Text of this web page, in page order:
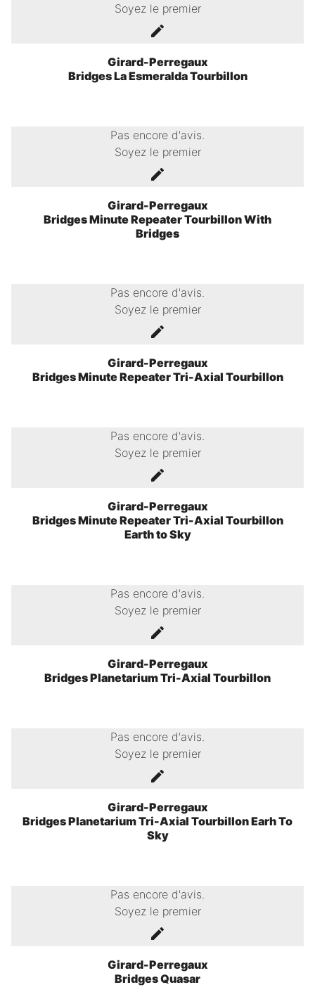
Soyez le premier
Girard-Perregaux
Bridges La Esmeralda Tourbillon
Pas encore d'avis.
Soyez le premier
Girard-Perregaux
Bridges Minute Repeater Tourbillon With
Bridges
Pas encore d'avis.
Soyez le premier
Girard-Perregaux
Bridges Minute Repeater Tri-Axial Tourbillon
Pas encore d'avis.
Soyez le premier
Girard-Perregaux
Bridges Minute Repeater Tri-Axial Tourbillon
Earth to Sky
Pas encore d'avis.
Soyez le premier
Girard-Perregaux
Bridges Planetarium Tri-Axial Tourbillon
Pas encore d'avis.
Soyez le premier
Girard-Perregaux
Bridges Planetarium Tri-Axial Tourbillon Earh To
Sky
Pas encore d'avis.
Soyez le premier
Girard-Perregaux
Bridges Quasar